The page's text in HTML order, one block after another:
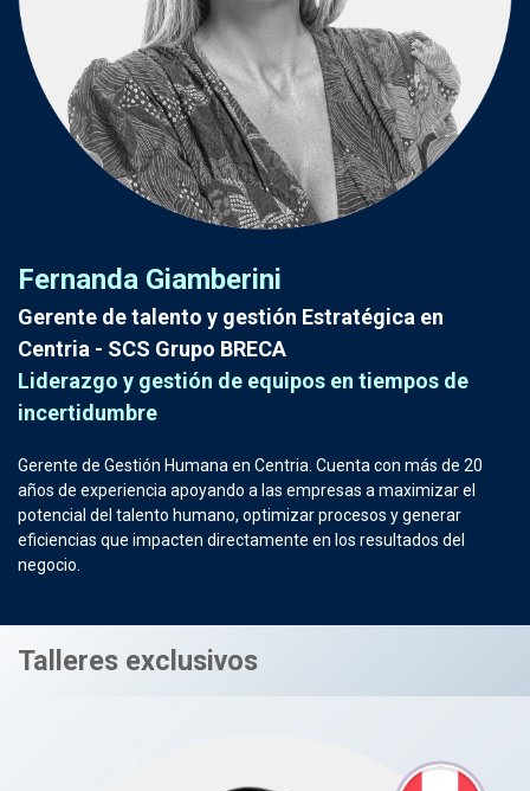
Fernanda Giamberini
Gerente de talento y gestión Estratégica en
Centria - SCS Grupo BRECA
Liderazgo y gestión de equipos en tiempos de
incertidumbre
Gerente de Gestión Humana en Centria. Cuenta con más de 20
años de experiencia apoyando a las empresas a maximizar el
potencial del talento humano, optimizar procesos y generar
eficiencias que impacten directamente en los resultados del
negocio.
Talleres exclusivos